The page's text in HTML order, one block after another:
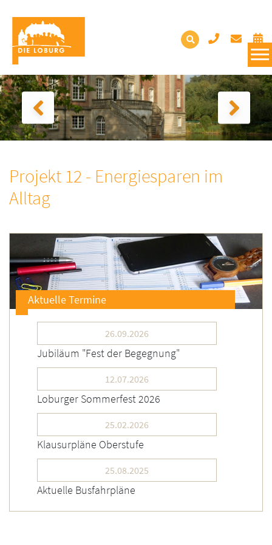
Projekt 12 - Energiesparen im
Alltag
Aktuelle Termine
26.09.2026
Jubiläum "Fest der Begegnung"
12.07.2026
Loburger Sommerfest 2026
25.02.2026
Klausurpläne Oberstufe
25.08.2025
Aktuelle Busfahrpläne